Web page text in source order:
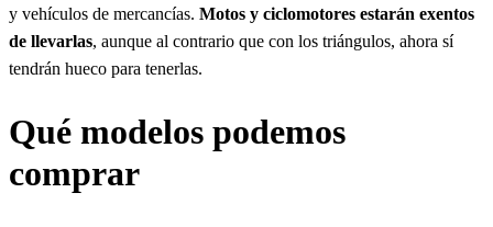
y vehículos de mercancías. Motos y ciclomotores estarán exentos
de llevarlas, aunque al contrario que con los triángulos, ahora sí
tendrán hueco para tenerlas.
Qué modelos podemos
comprar